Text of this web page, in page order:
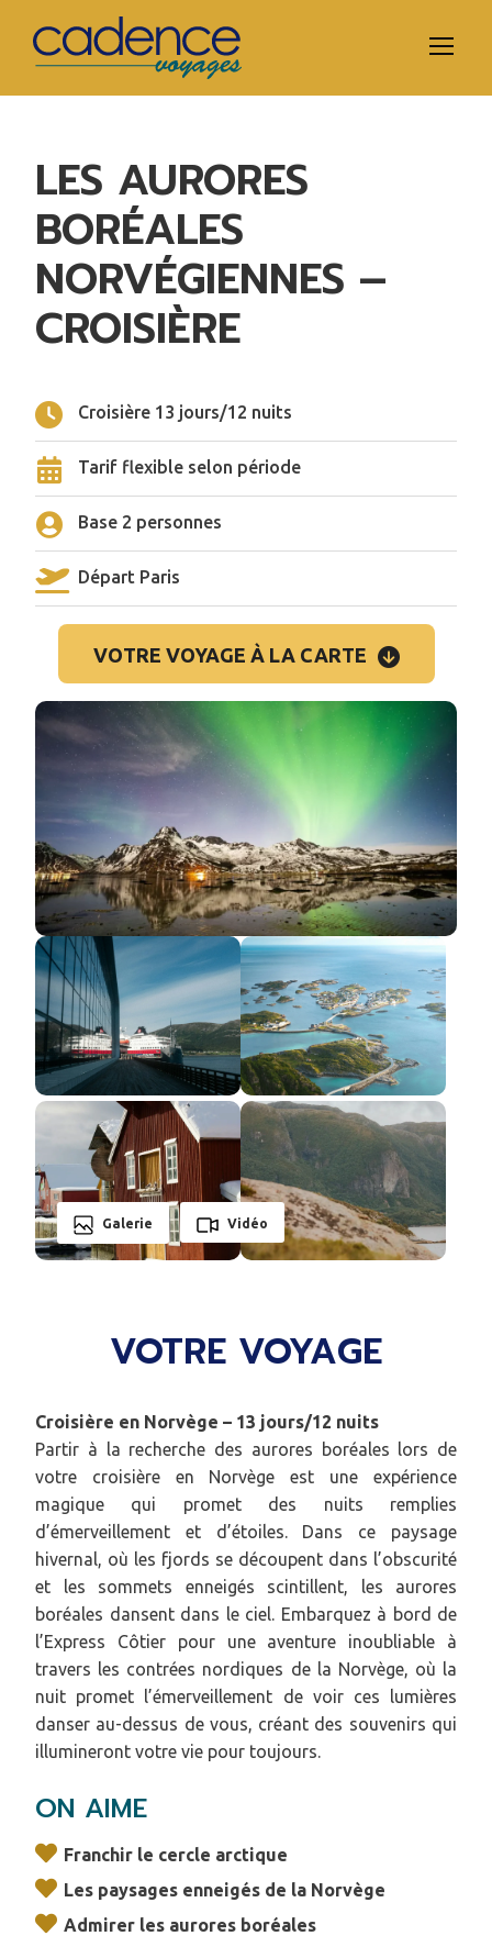
LES AURORES
BORÉALES
NORVÉGIENNES –
CROISIÈRE
Croisière 13 jours/12 nuits
Tarif flexible selon période
Base 2 personnes
Départ Paris
VOTRE VOYAGE À LA CARTE
Galerie Vidéo
VOTRE VOYAGE
Croisière en Norvège – 13 jours/12 nuits
Partir à la recherche des aurores boréales lors de
votre croisière en Norvège est une expérience
magique qui promet des nuits remplies
d’émerveillement et d’étoiles. Dans ce paysage
hivernal, où les fjords se découpent dans l’obscurité
et les sommets enneigés scintillent, les aurores
boréales dansent dans le ciel. Embarquez à bord de
l’Express Côtier pour une aventure inoubliable à
travers les contrées nordiques de la Norvège, où la
nuit promet l’émerveillement de voir ces lumières
danser au-dessus de vous, créant des souvenirs qui
illumineront votre vie pour toujours.
ON AIME
Franchir le cercle arctique
Les paysages enneigés de la Norvège
Admirer les aurores boréales